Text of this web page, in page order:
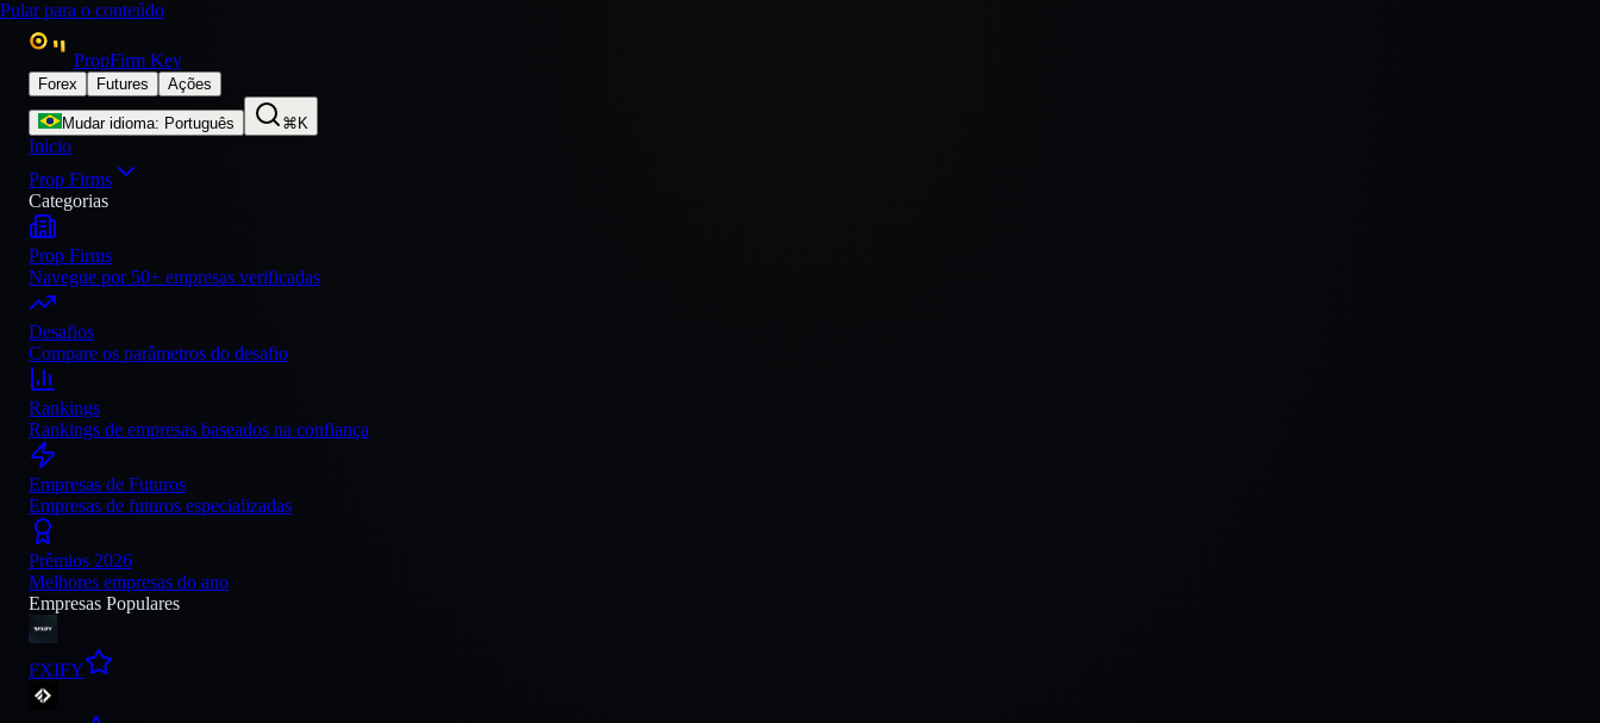
Pular para o conteúdo
PropFirm Key
Forex Futures Ações
Mudar idioma: Português ⌘K
Inicio
Prop Firms
Categorias
Prop Firms
Navegue por 50+ empresas verificadas
Desafios
Compare os parâmetros do desafio
Rankings
Rankings de empresas baseados na confiança
Empresas de Futuros
Empresas de futuros especializadas
Prêmios 2026
Melhores empresas do ano
Empresas Populares
FXIFY